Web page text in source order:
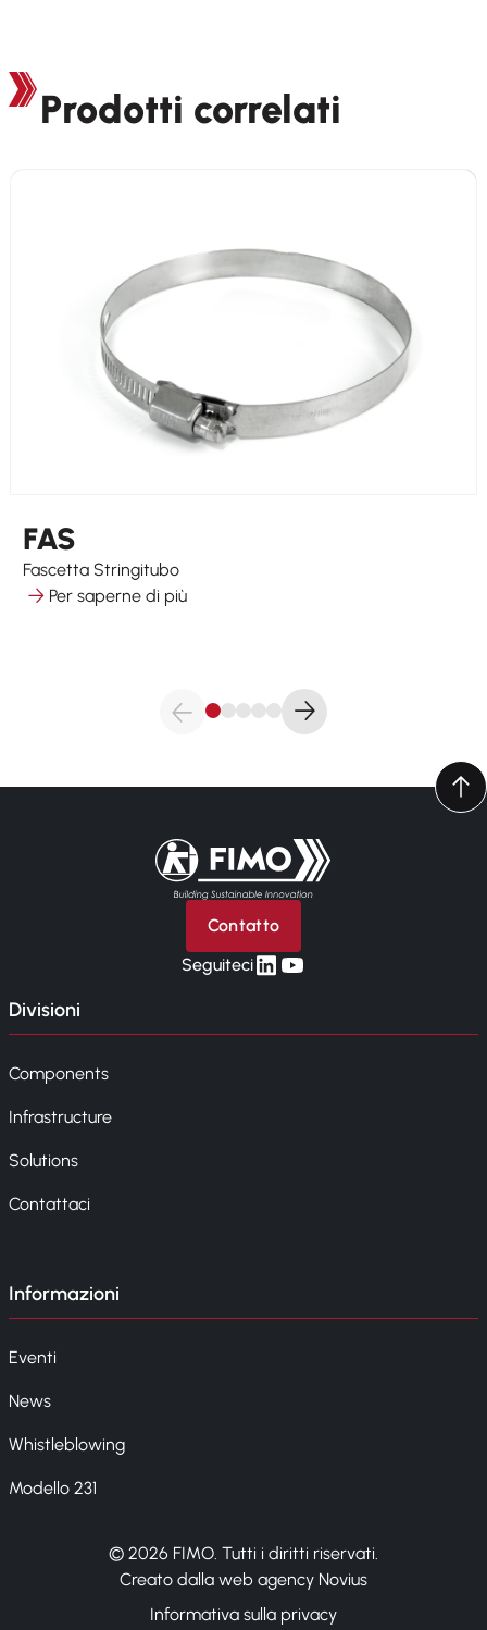
Prodotti correlati
FAS
Fascetta Stringitubo
Per saperne di più
Torna alla pagina iniziale
Contatto
Seguitecilinkedin
yt
Divisioni
Components
Infrastructure
Solutions
Contattaci
Informazioni
Eventi
News
Whistleblowing
Modello 231
© 2026 FIMO. Tutti i diritti riservati.
Creato dalla web agency Novius
Informativa sulla privacy